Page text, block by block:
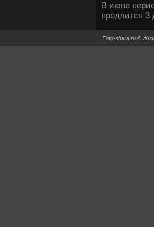
В июне
продлится 3
Foto-shara.ru ©